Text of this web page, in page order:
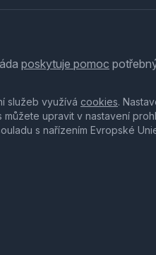
poskytuje pomoc
služeb využívá cookies.
upravit v nastavení
s nařízením Evropské